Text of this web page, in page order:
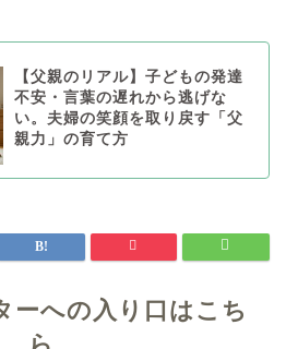
【父親のリアル】子どもの発達
不安・言葉の遅れから逃げな
い。夫婦の笑顔を取り戻す「父
親力」の育て方
ーへの入り口はこち